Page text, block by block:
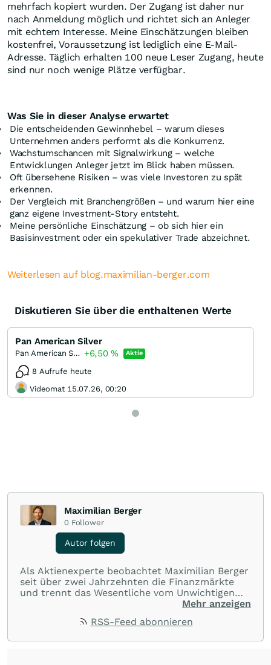
mehrfach kopiert wurden. Der Zugang ist daher nur
nach Anmeldung möglich und richtet sich an Anleger
mit echtem Interesse. Meine Einschätzungen bleiben
kostenfrei, Voraussetzung ist lediglich eine E-Mail-
Adresse. Täglich erhalten 100 neue Leser Zugang, heute
sind nur noch wenige Plätze verfügbar.
Was Sie in dieser Analyse erwartet
Die entscheidenden Gewinnhebel – warum dieses
Unternehmen anders performt als die Konkurrenz.
Wachstumschancen mit Signalwirkung – welche
Entwicklungen Anleger jetzt im Blick haben müssen.
Oft übersehene Risiken – was viele Investoren zu spät
erkennen.
Der Vergleich mit Branchengrößen – und warum hier eine
ganz eigene Investment-Story entsteht.
Meine persönliche Einschätzung – ob sich hier ein
Basisinvestment oder ein spekulativer Trade abzeichnet.
Weiterlesen auf blog.maximilian-berger.com
Diskutieren Sie über die enthaltenen Werte
Pan American Silver
Pan American Silver +6,50% Aktie
8 Aufrufe heute
Videomat 15.07.26, 00:20
Maximilian Berger
0 Follower
Autor folgen
Als Aktienexperte beobachtet Maximilian Berger
seit über zwei Jahrzehnten die Finanzmärkte
und trennt das Wesentliche vom Unwichtigen
und liefert wöchentlich klare, unabhängige
und Renditen liefern.
Mehr anzeigen
RSS-Feed abonnieren